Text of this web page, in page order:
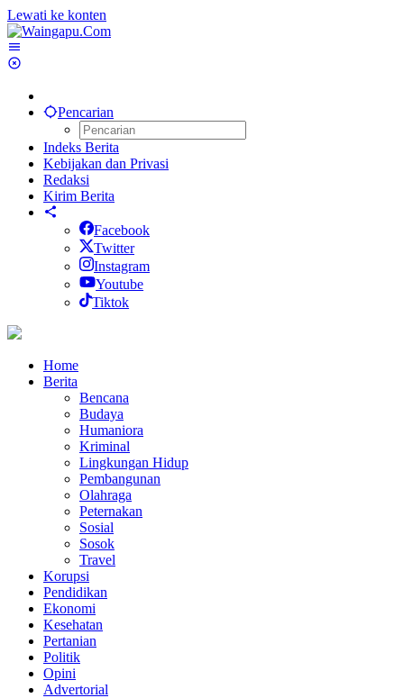
Lewati ke konten
Pencarian
Indeks Berita
Kebijakan dan Privasi
Redaksi
Kirim Berita
Facebook
Twitter
Instagram
Youtube
Tiktok
Home
Berita
Bencana
Budaya
Humaniora
Kriminal
Lingkungan Hidup
Pembangunan
Olahraga
Peternakan
Sosial
Sosok
Travel
Korupsi
Pendidikan
Ekonomi
Kesehatan
Pertanian
Politik
Opini
Advertorial